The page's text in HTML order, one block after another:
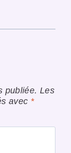
publiée. Les
avec *